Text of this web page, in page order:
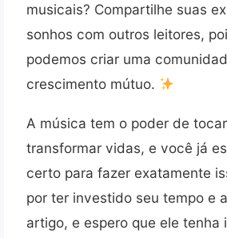
musicais? Compartilhe suas
sonhos com outros leitores,
podemos criar uma
crescimento mútuo.
A música tem o poder de
transformar vidas, e você já
certo para fazer exatamente
por ter investido seu tempo e
artigo, e espero que ele tenha